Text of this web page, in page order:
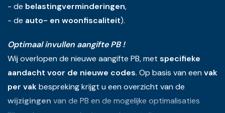
- de belastingverminderingen,
- de auto- en woonfiscaliteit).
Optimaal invullen aangifte PB !
Wij overlopen de nieuwe aangifte PB, met specifieke
aandacht voor de nieuwe codes. Op basis van eenvak
per vakbespreking krijgt u een overzicht van de
wijzigingen van de PB en de mogelijke optimalisaties